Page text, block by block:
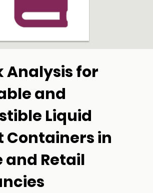
Analysis for
and
Liquid
Containers in
and Retail